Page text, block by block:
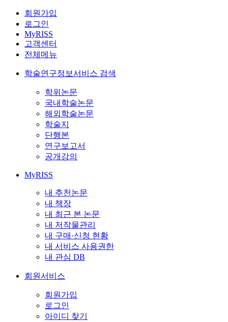
회원가입
로그인
MyRISS
고객센터
전체메뉴
학술연구정보서비스 검색
학위논문
국내학술논문
해외학술논문
학술지
단행본
연구보고서
공개강의
MyRISS
내 추천논문
내 책장
내 최근 본 논문
내 저작물관리
내 구매·신청 현황
내 서비스 사용권한
내 관심 DB
회원서비스
회원가입
로그인
아이디 찾기